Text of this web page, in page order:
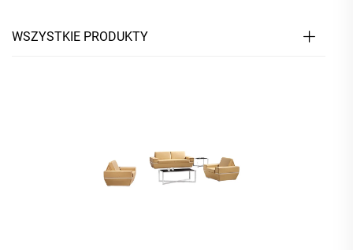
WSZYSTKIE PRODUKTY